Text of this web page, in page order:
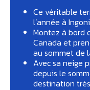
Ce véritable
l’année à
Montez à bord
Canada et
au sommet de
Avec sa neige
depuis le
destination